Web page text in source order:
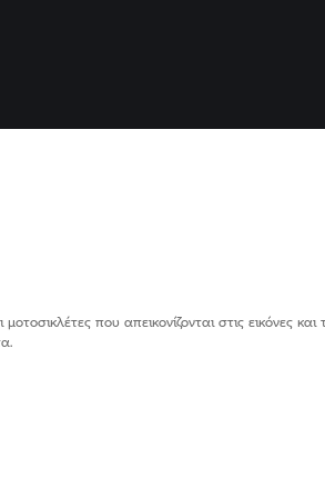
που απεικονίζονται στις εικόνες